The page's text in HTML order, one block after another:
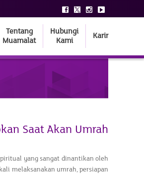
Tentang
Muamalat
Hubungi
Kami
Karir
Saat Akan Umrah
yang sangat dinantikan oleh
melaksanakan umrah, persiapan